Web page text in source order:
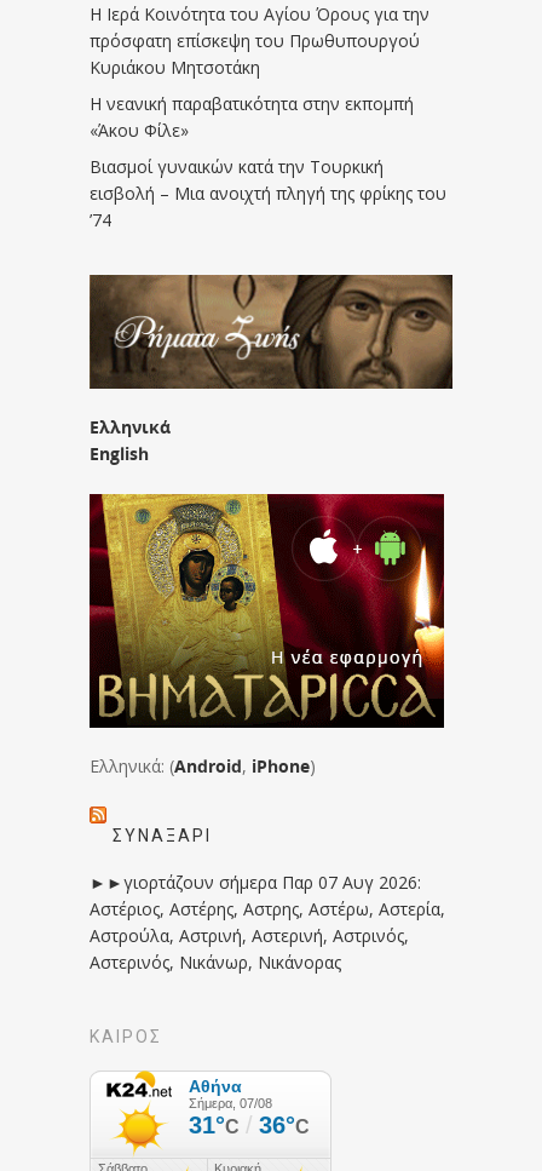
Η Ιερά Κοινότητα του Αγίου Όρους για την
πρόσφατη επίσκεψη του Πρωθυπουργού
Κυριάκου Μητσοτάκη
Η νεανική παραβατικότητα στην εκπομπή
«Άκου Φίλε»
Βιασμοί γυναικών κατά την Τουρκική
εισβολή – Μια ανοιχτή πληγή της φρίκης του
’74
Ελληνικά
English
Ελληνικά: (Android, iPhone)
ΣΥΝΑΞΆΡΙ
►►γιορτάζουν σήμερα Παρ 07 Αυγ 2026:
Αστέριος, Αστέρης, Αστρης, Αστέρω, Αστερία,
Αστρούλα, Αστρινή, Αστερινή, Αστρινός,
Αστερινός, Νικάνωρ, Νικάνορας
ΚΑΙΡΟΣ